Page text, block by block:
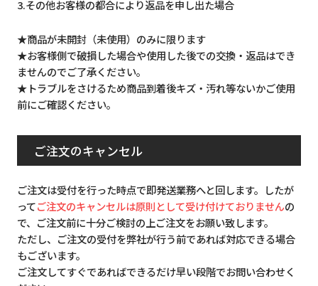
3.その他お客様の都合により返品を申し出た場合
★商品が未開封（未使用）のみに限ります
★お客様側で破損した場合や使用した後での交換・返品はでき
ませんのでご了承ください。
★トラブルをさけるため商品到着後キズ・汚れ等ないかご使用
前にご確認ください。
ご注文のキャンセル
ご注文は受付を行った時点で即発送業務へと回します。したが
ってご注文のキャンセルは原則として受け付けておりませんの
で、ご注文前に十分ご検討の上ご注文をお願い致します。
ただし、ご注文の受付を弊社が行う前であれば対応できる場合
もございます。
ご注文してすぐであればできるだけ早い段階でお問い合わせく